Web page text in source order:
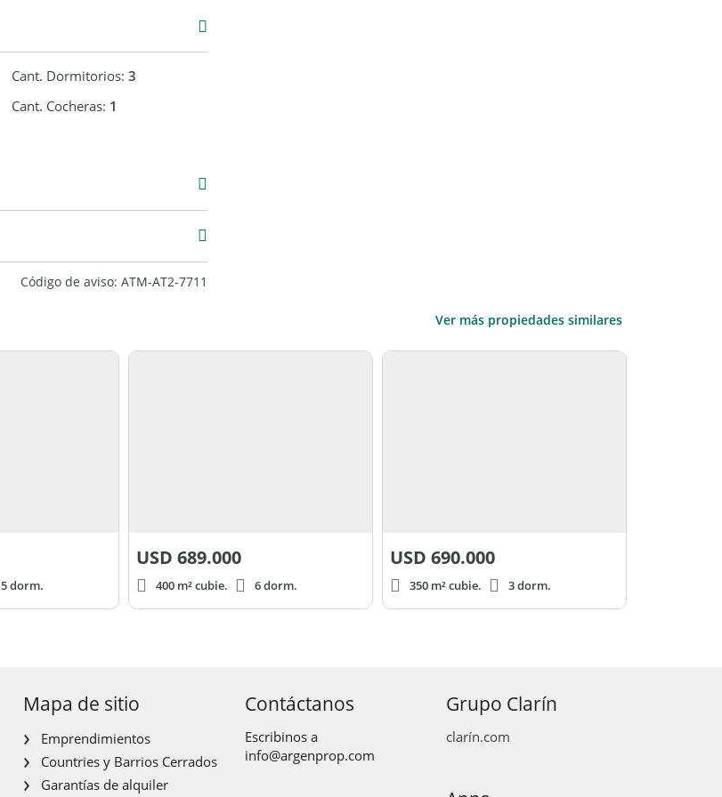
Cant. Dormitorios:3
Cant. Cocheras: 1
Código de aviso: ATM-AT2-7711
Ver más propiedades similares
5 dorm.
USD 689.000
400 m² cubie. 6 dorm.
USD 690.000
350 m² cubie. 3 dorm.
Mapa de sitio
Emprendimientos
Countries y Barrios Cerrados
Garantías de alquiler
Contáctanos
Escribinos a
info@argenprop.com
Grupo Clarín
clarín.com